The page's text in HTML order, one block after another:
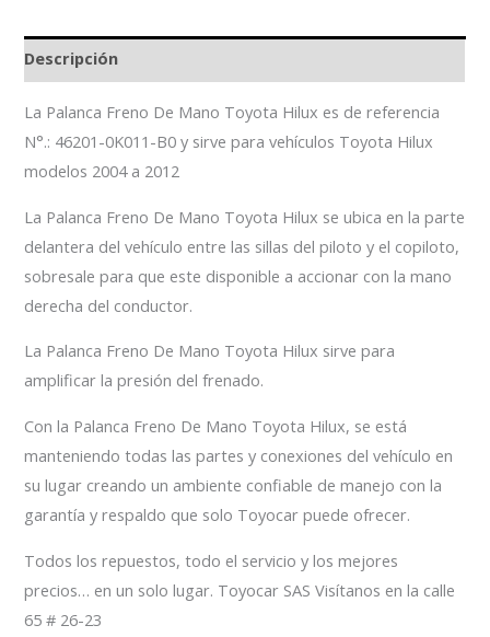
Descripción
La Palanca Freno De Mano Toyota Hilux es de referencia
N°.: 46201-0K011-B0 y sirve para vehículos Toyota Hilux
modelos 2004 a 2012
La Palanca Freno De Mano Toyota Hilux se ubica en la parte
delantera del vehículo entre las sillas del piloto y el copiloto,
sobresale para que este disponible a accionar con la mano
derecha del conductor.
La Palanca Freno De Mano Toyota Hilux sirve para
amplificar la presión del frenado.
Con la Palanca Freno De Mano Toyota Hilux, se está
manteniendo todas las partes y conexiones del vehículo en
su lugar creando un ambiente confiable de manejo con la
garantía y respaldo que solo Toyocar puede ofrecer.
Todos los repuestos, todo el servicio y los mejores
precios… en un solo lugar. Toyocar SAS Visítanos en la calle
65 # 26-23